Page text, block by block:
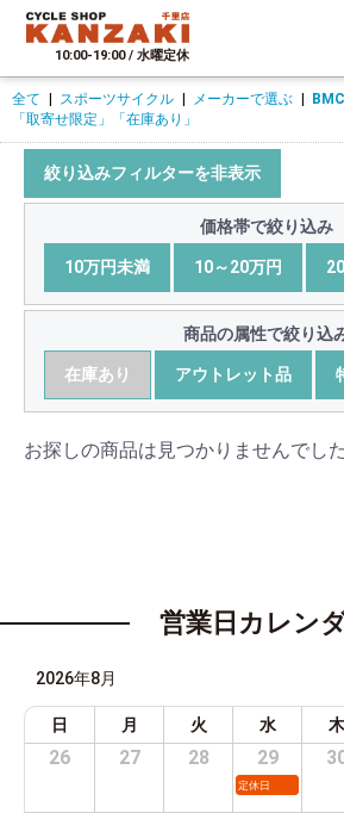
10:00-19:00 / 水曜定休
全て スポーツサイクル メーカーで選ぶ
「取寄せ限定」
「在庫あり」
絞り込みフィルターを非表示
価格帯で絞り込み
10万円未満 10～20万円
商品の属性で絞り込
在庫あり アウトレット品
お探しの商品は見つかりませんでした
営業日カレン
2026年8月
日 月 火 水 木
26 27 28 29
定休日